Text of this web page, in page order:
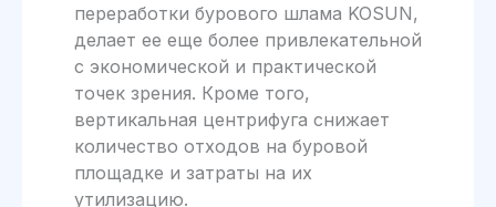
переработки бурового шлама KOSUN,
делает ее еще более привлекательной
с экономической и практической
точек зрения. Кроме того,
вертикальная центрифуга снижает
количество отходов на буровой
площадке и затраты на их
утилизацию.